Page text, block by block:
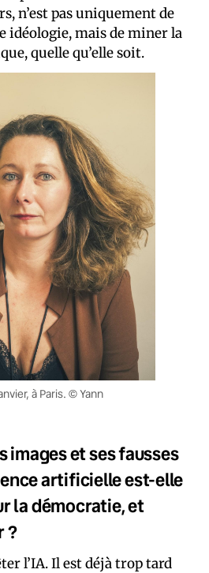
n’est pas uniquement de
idéologie, mais de miner la
quelle qu’elle soit.
à Paris. © Yann
images et ses fausses
artificielle est-elle
la démocratie, et
?
l’IA. Il est déjà trop tard